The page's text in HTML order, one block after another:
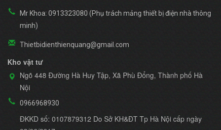
Mr Khoa: 0913323080 (Phụ trách mảng thiết bị điện nhà thông
minh)
Thietbidienthienquang@gmail.com
Kho vật tư
Ngõ 448 Đường Hà Huy Tập, Xã Phù Đổng, Thành phố Hà
Nội
0966968930
ĐKKD số: 0107879312 Do Sở KH&ĐT Tp Hà Nội cấp ngày